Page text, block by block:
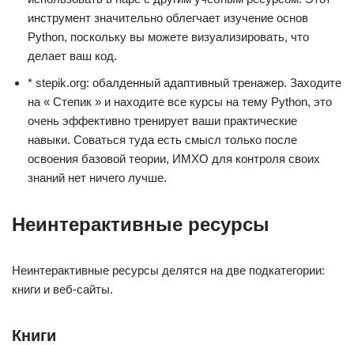
инструмент значительно облегчает изучение основ
Python, поскольку вы можете визуализировать, что
делает ваш код.
* stepik.org: обалденный адаптивный тренажер. Заходите
на « Степик » и находите все курсы на тему Python, это
очень эффективно тренирует ваши практические
навыки. Соваться туда есть смысл только после
освоения базовой теории, ИМХО для контроля своих
знаний нет ничего лучше.
Неинтерактивные ресурсы
Неинтерактивные ресурсы делятся на две подкатегории:
книги и веб-сайты.
Книги